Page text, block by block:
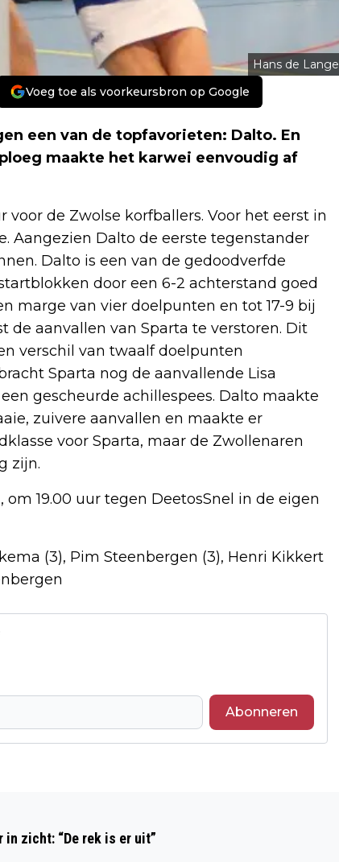
Hans de Lange
Voeg toe als voorkeursbron op Google
een van de topfavorieten: Dalto. En
maakte het karwei eenvoudig af
de Zwolse korfballers. Voor het eerst in
Aangezien Dalto de eerste tegenstander
Dalto is een van de gedoodverfde
door een 6-2 achterstand goed
marge van vier doelpunten en tot 17-9 bij
de aanvallen van Sparta te verstoren. Dit
verschil van twaalf doelpunten
Sparta nog de aanvallende Lisa
gescheurde achillespees. Dalto maakte
zuivere aanvallen en maakte er
voor Sparta, maar de Zwollenaren
zijn.
19.00 uur tegen DeetosSnel in de eigen
(3), Pim Steenbergen (3), Henri Kikkert
Abonneren
FENOMENEN IN ZWOLLE
in zicht: “De rek is er uit”